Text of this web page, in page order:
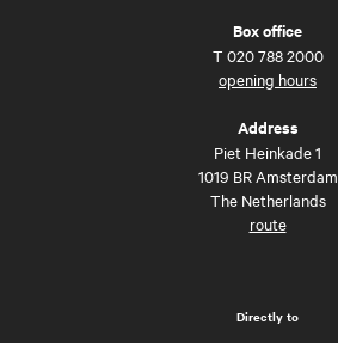
Box office
T 020 788 2000
opening hours
Address
Piet Heinkade 1
1019 BR Amsterdam
The Netherlands
route
Directly to